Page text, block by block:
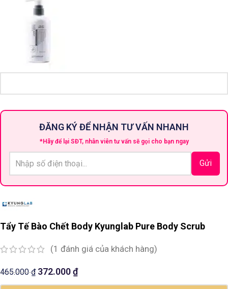
ĐĂNG KÝ ĐỂ NHẬN TƯ VẤN NHANH
*Hãy để lại SĐT, nhân viên tư vấn sẽ gọi cho bạn ngay
Tẩy Tế Bào Chết Body Kyunglab Pure Body Scrub
(1 đánh giá của khách hàng)
465.000₫ 372.000₫